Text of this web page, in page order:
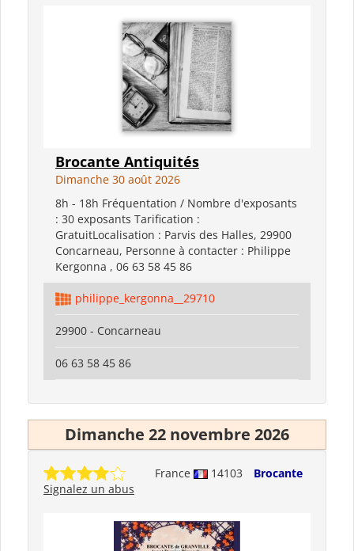
Brocante Antiquités
Dimanche 30 août 2026
8h - 18h Fréquentation / Nombre d'exposants
: 30 exposants Tarification :
GratuitLocalisation : Parvis des Halles, 29900
Concarneau, Personne à contacter : Philippe
Kergonna , 06 63 58 45 86
philippe_kergonna__29710
29900 - Concarneau
06 63 58 45 86
Dimanche 22 novembre 2026
France 14103
Brocante
Signalez un abus